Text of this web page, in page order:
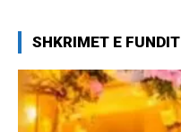
SHKRIMET E FUNDIT